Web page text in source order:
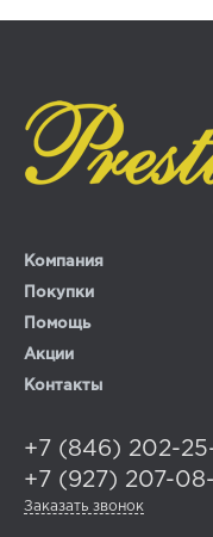
Компания
Покупки
Помощь
Акции
Контакты
+7 (846) 202-
+7 (927) 207-
Заказать звонок